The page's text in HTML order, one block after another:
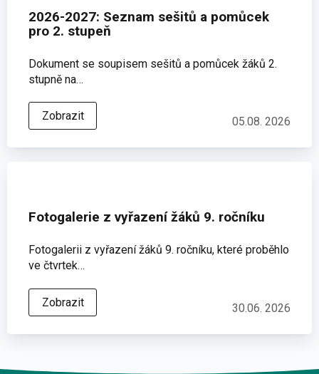
2026-2027: Seznam sešitů a pomůcek
pro 2. stupeň
Dokument se soupisem sešitů a pomůcek žáků 2.
stupně na…
Zobrazit 05.08. 2026
Fotogalerie z vyřazení žáků 9. ročníku
Fotogalerii z vyřazení žáků 9. ročníku, které proběhlo
ve čtvrtek…
Zobrazit 30.06. 2026